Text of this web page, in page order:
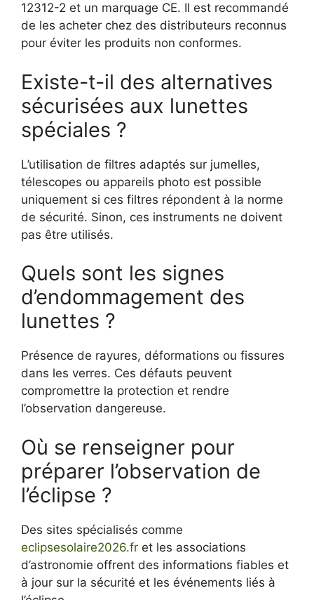
12312-2 et un marquage CE. Il est recommandé
de les acheter chez des distributeurs reconnus
pour éviter les produits non conformes.
Existe-t-il des alternatives
sécurisées aux lunettes
spéciales ?
L’utilisation de filtres adaptés sur jumelles,
télescopes ou appareils photo est possible
uniquement si ces filtres répondent à la norme
de sécurité. Sinon, ces instruments ne doivent
pas être utilisés.
Quels sont les signes
d’endommagement des
lunettes ?
Présence de rayures, déformations ou fissures
dans les verres. Ces défauts peuvent
compromettre la protection et rendre
l’observation dangereuse.
Où se renseigner pour
préparer l’observation de
l’éclipse ?
Des sites spécialisés comme
eclipsesolaire2026.fr et les associations
d’astronomie offrent des informations fiables et
à jour sur la sécurité et les événements liés à